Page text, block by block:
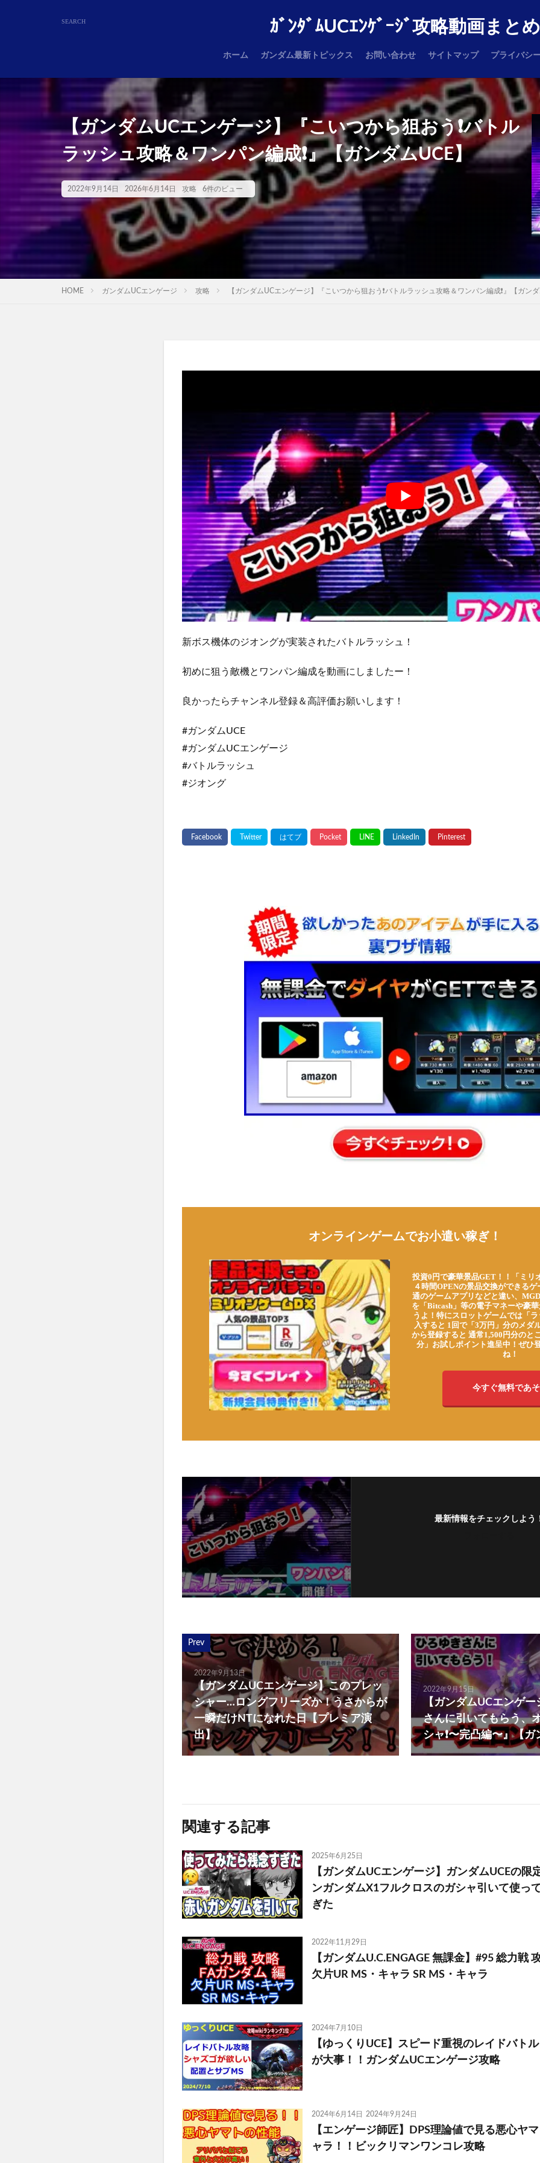
ｶﾞﾝﾀﾞﾑUCｴﾝｹﾞｰｼﾞ攻略動画まとめ
ホーム ガンダム最新トピックス お問い合わせ サイトマップ プライバシ
【ガンダムUCエンゲージ】『こいつから狙おう❗️バトル
ラッシュ攻略＆ワンパン編成❗️』【ガンダムUCE】
2022年9月14日 2026年6月14日 攻略 6件のビュー
HOME ガンダムUCエンゲージ 攻略 【ガンダムUCエンゲージ】『こいつから狙おう❗️バトルラッシュ攻略＆ワンパン編成❗️』【ガン
新ボス機体のジオングが実装されたバトルラッシュ！
初めに狙う敵機とワンパン編成を動画にしましたー！
良かったらチャンネル登録＆高評価お願いします！
#ガンダムUCE
#ガンダムUCエンゲージ
#バトルラッシュ
#ジオング
オンラインゲームでお小遣い稼ぎ！
投資0円で豪華景品GET！！「ミリ
４時間OPENの景品交換ができる
通のゲームアプリなどと違い、
を「Bitcash」等の電子マネーや豪
うよ！特にスロットゲームでは「
入すると 1回で「3万円」分のメダ
から登録すると 通常1,500円分のと
分」お試しポイント進呈中！ぜひ
ね！
今すぐ無料であ
最新情報をチェックしよう
Prev
2022年9月13日
【ガンダムUCエンゲージ】このプレッ
シャー…ロングフリーズか！うさからが
一瞬だけNTになれた日【プレミア演
出】
2022年9月15日
【ガンダムUCエンゲ
さんに引いてもらう、
シャ❗️〜完凸編〜』【ガ
関連する記事
2025年6月25日
【ガンダムUCエンゲージ】ガンダムUCEの限
ンガンダムX1フルクロスのガシャ引いて使っ
ぎた
2022年11月29日
【ガンダムU.C.ENGAGE 無課金】#95 総力戦
欠片UR MS・キャラ SR MS・キャラ
2024年7月10日
【ゆっくりUCE】スピード重視のレイドバト
が大事！！ガンダムUCエンゲージ攻略
2024年6月14日 2024年9月24日
【エンゲージ師匠】DPS理論値で見る悪心ヤ
ャラ！！ビックリマンワンコレ攻略